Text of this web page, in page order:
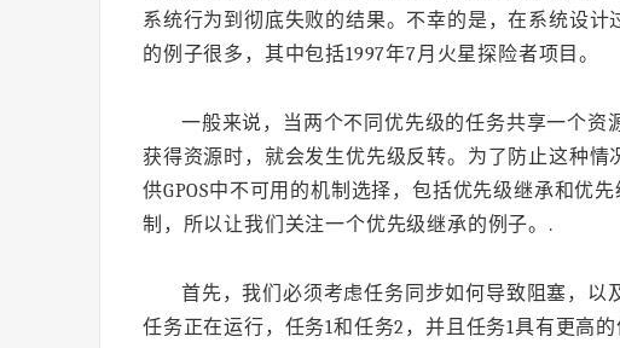
系统行为到彻底失败的结果。不幸的是，在系统设
的例子很多，其中包括1997年7月火星探险者项目。
一般来说，当两个不同优先级的任务共享一个资
获得资源时，就会发生优先级反转。为了防止这种
供GPOS中不可用的机制选择，包括优先级继承和优
制，所以让我们关注一个优先级继承的例子。.
首先，我们必须考虑任务同步如何导致阻塞，
任务正在运行，任务1和任务2，并且任务1具有更高